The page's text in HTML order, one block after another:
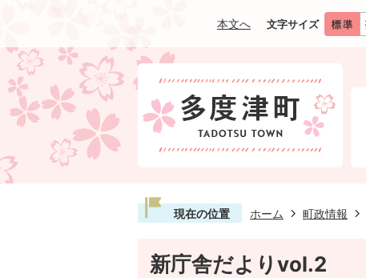
本文へ 文字サイズ
現在の位置 ホーム 町政情報
新庁舎だよりvol.2